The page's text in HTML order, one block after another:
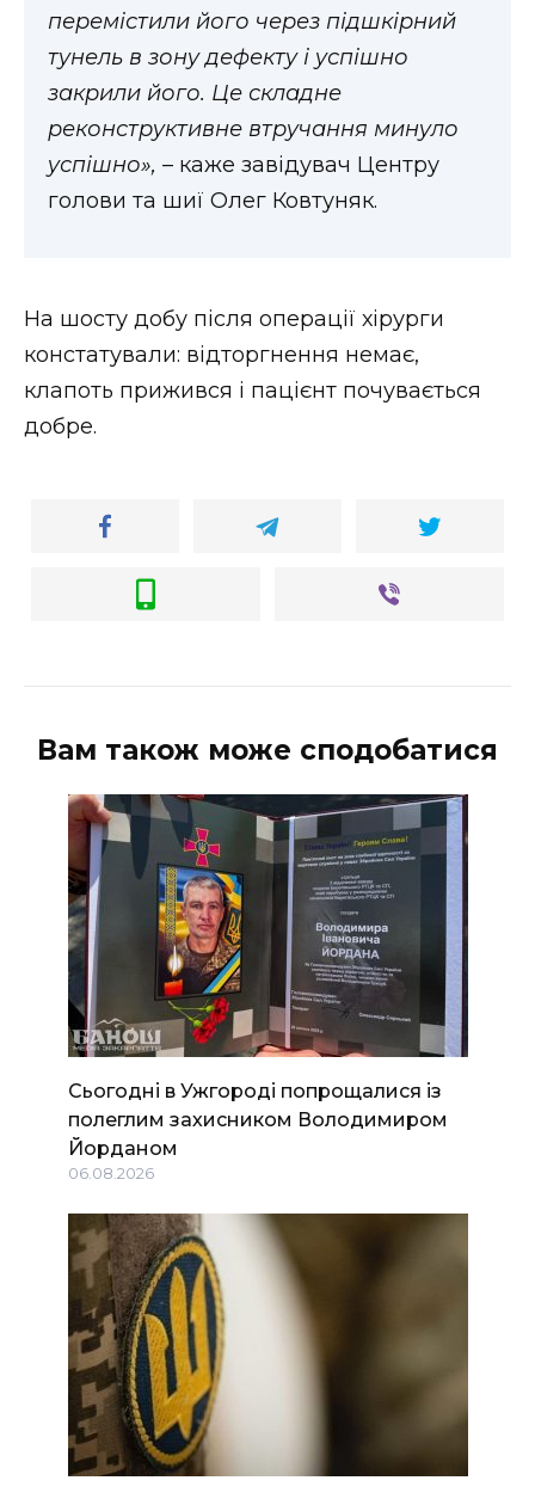
перемістили його через підшкірний
тунель в зону дефекту і успішно
закрили його. Це складне
реконструктивне втручання минуло
успішно», – каже завідувач Центру
голови та шиї Олег Ковтуняк.
На шосту добу після операції хірурги
констатували: відторгнення немає,
клапоть прижився і пацієнт почувається
добре.
Вам також може сподобатися
Сьогодні в Ужгороді попрощалися із
полеглим захисником Володимиром
Йорданом
06.08.2026